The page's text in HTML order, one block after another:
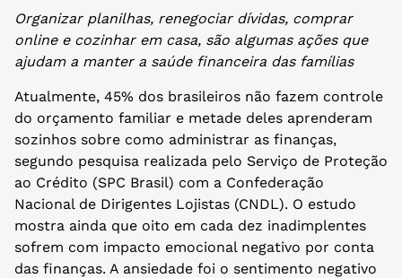
Organizar planilhas, renegociar dívidas, comprar
online e cozinhar em casa, são algumas ações que
ajudam a manter a saúde financeira das famílias
Atualmente, 45% dos brasileiros não fazem controle
do orçamento familiar e metade deles aprenderam
sozinhos sobre como administrar as finanças,
segundo pesquisa realizada pelo Serviço de Proteção
ao Crédito (SPC Brasil) com a Confederação
Nacional de Dirigentes Lojistas (CNDL). O estudo
mostra ainda que oito em cada dez inadimplentes
sofrem com impacto emocional negativo por conta
das finanças. A ansiedade foi o sentimento negativo